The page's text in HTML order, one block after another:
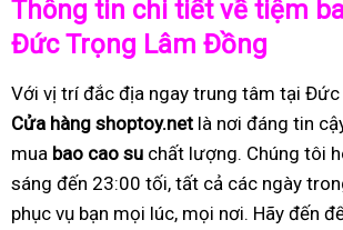
Thông tin chi tiết về tiệm
Đức Trọng Lâm Đồng
Với vị trí đắc địa ngay trung tâm tại
Cửa hàng shoptoy.net là nơi đáng tin
mua bao cao su chất lượng. Chúng tôi
sáng đến 23:00 tối, tất cả các ngày
phục vụ bạn mọi lúc, mọi nơi. Hãy đến